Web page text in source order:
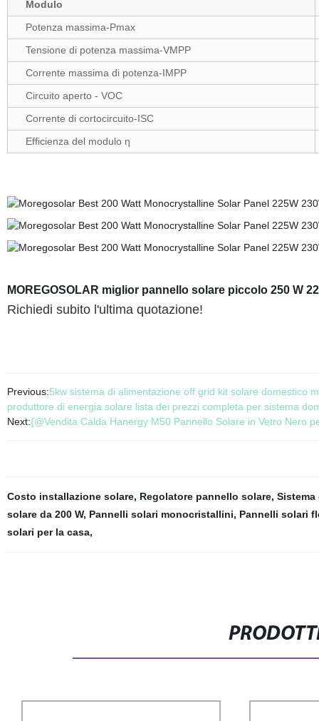
Modulo
Potenza massima-Pmax
Tensione di potenza massima-VMPP
Corrente massima di potenza-IMPP
Circuito aperto - VOC
Corrente di cortocircuito-ISC
Efficienza del modulo η
MOREGOSOLAR miglior pannello solare piccolo 250 W
Richiedi subito l'ultima quotazione!
Previous:5kw sistema di alimentazione off grid kit solare domestico
produttore di energia solare lista dei prezzi completa per sistema
Next:{@Vendita Calda Hanergy M50 Pannello Solare in Vetro Nero
Costo installazione solare, Regolatore pannello solare,
solare da 200 W, Pannelli solari monocristallini, Pannelli solari
solari per la casa,